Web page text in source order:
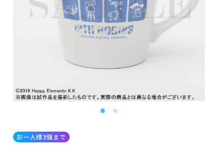
お一人様3個まで